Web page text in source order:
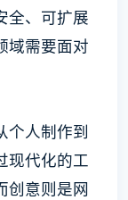
全、可扩展
域需要面对
个人制作到
现代化的工
创意则是网